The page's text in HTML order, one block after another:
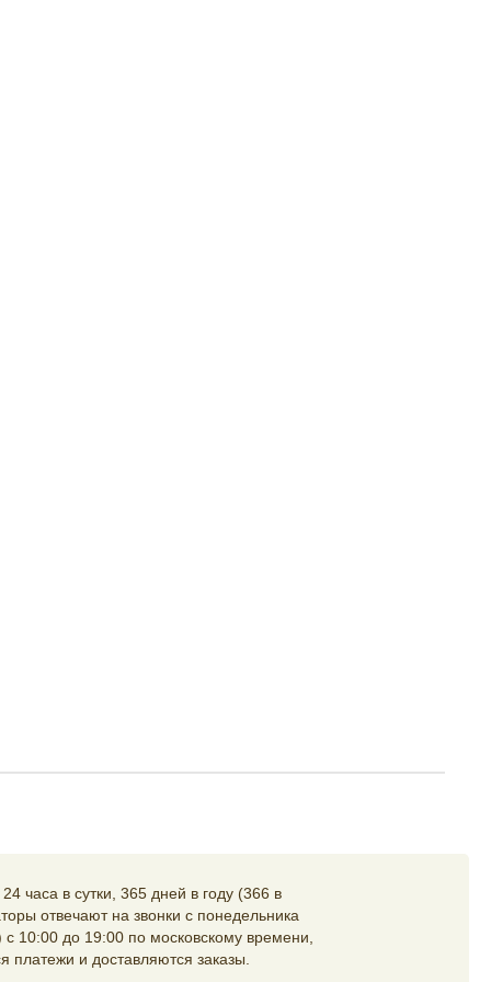
часа в сутки, 365 дней в году (366 в
отвечают на звонки с понедельника
10:00 до 19:00 по московскому времени,
платежи и доставляются заказы.